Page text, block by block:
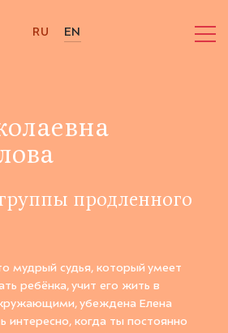
RU EN
продленного
мудрый судья, который умеет
ребёнка, учит его жить в
убеждена Елена
интересно, когда ты постоянно